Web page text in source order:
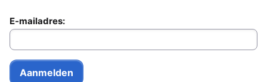
E-mailadres: